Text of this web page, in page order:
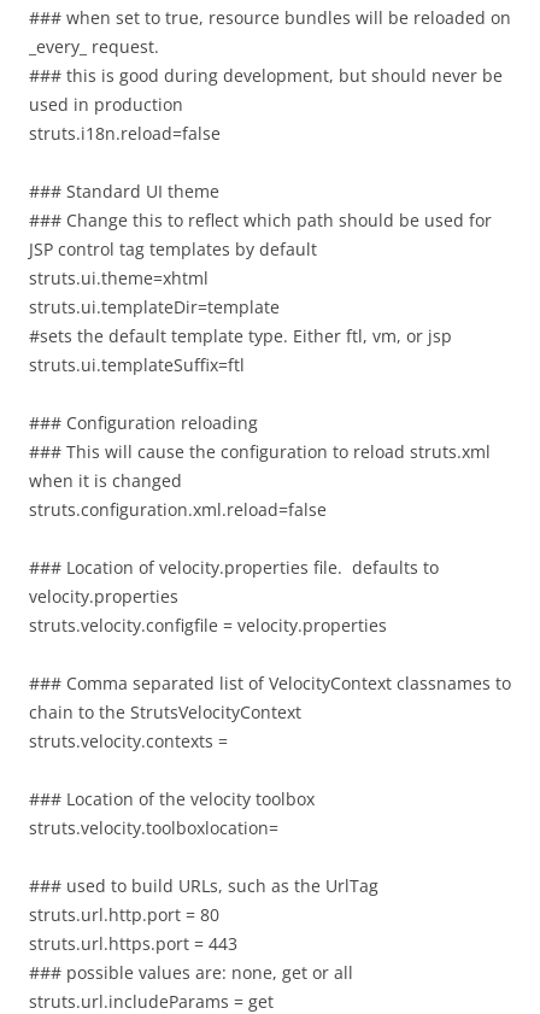
### when set to true, resource bundles will be reloaded on
_every_ request.
### this is good during development, but should never be
used in production
struts.i18n.reload=false
### Standard UI theme
### Change this to reflect which path should be used for
JSP control tag templates by default
struts.ui.theme=xhtml
struts.ui.templateDir=template
#sets the default template type. Either ftl, vm, or jsp
struts.ui.templateSuffix=ftl
### Configuration reloading
### This will cause the configuration to reload struts.xml
when it is changed
struts.configuration.xml.reload=false
### Location of velocity.properties file. defaults to
velocity.properties
struts.velocity.configfile = velocity.properties
### Comma separated list of VelocityContext classnames to
chain to the StrutsVelocityContext
struts.velocity.contexts =
### Location of the velocity toolbox
struts.velocity.toolboxlocation=
### used to build URLs, such as the UrlTag
struts.url.http.port = 80
struts.url.https.port = 443
### possible values are: none, get or all
struts.url.includeParams = get